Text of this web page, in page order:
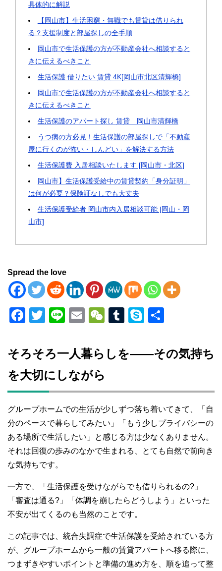
具体的に解説
【岡山市】生活困窮・無職でも賃貸は借りられ
る？支援制度と部屋探しの全手順
岡山市で生活保護の方が不動産会社へ相談すると
きに伝えるべきこと
生活保護 借りたい 賃貸 4K[岡山市北区清輝橋]
岡山市で生活保護の方が不動産会社へ相談すると
きに伝えるべきこと
生活保護のアパート探し 賃貸 岡山市清輝橋
うつ病の方必見！生活保護の部屋探しで「不動産
屋に行くのが怖い・しんどい」を解決する方法
生活保護費 入居相談いたします [岡山市・北区]
岡山市】生活保護受給中の賃貸契約「身分証明」
は何が必要？保険証なしでも大丈夫
生活保護受給者 岡山市内入居相談可能 [岡山・岡
山市]
Spread the love
F
c
e
b
o
o
k
T
tt
er
Li
e
E
ail
W
C
h
T
m
bl
S
そろそろ一人暮らしを——その気持ち
を大切にしながら
グループホームでの生活が少しずつ落ち着いてきて、「自
分のペースで暮らしてみたい」「もう少しプライバシーの
ある場所で生活したい」と感じる方は少なくありません。
それは回復の歩みのなかで生まれる、とても自然で前向き
な気持ちです。
一方で、「生活保護を受けながらでも借りられるの?」
「審査は通る?」「体調を崩したらどうしよう」といった
不安が出てくるのも当然のことです。
この記事では、統合失調症で生活保護を受給されている方
が、グループホームから一般の賃貸アパートへ移る際に、
つまずきやすいポイントと準備の進め方を、順を追って整